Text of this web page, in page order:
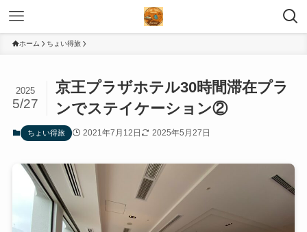
ホーム ちょい得旅
京王プラザホテル30時間滞在プラ
ンでステイケーション②
2025
5/27
ちょい得旅 2021年7月12日 2025年5月27日